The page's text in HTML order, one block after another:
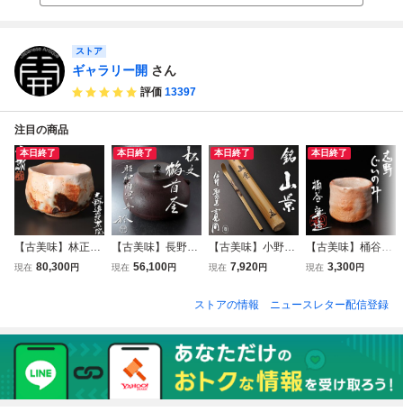
ストア
ギャラリー開 さん
評価 13397
注目の商品
本日終了
【古美味】林正太
郎 志野連山紋茶碗
現在 80,300円
本日終了
【古美味】長野裕
(二代長野垤志) 松
現在 56,100円
本日終了
【古美味】小野澤
寛海 竹茶杓 銘:山
j
現在 7,920円
本日終了
【古美味】桶谷寧
造 志野ぐいのみ
現在 3,300円
ストアの情報 ニュースレター配信登録